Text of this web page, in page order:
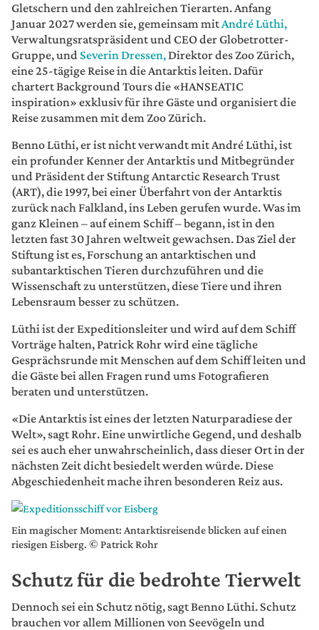
Gletschern und den zahlreichen Tierarten. Anfang
Januar 2027 werden sie, gemeinsam mitAndré Lüthi,
Verwaltungsratspräsident und CEO der Globetrotter-
Gruppe, und Severin Dressen,Direktor des Zoo Zürich,
eine 25-tägige Reise in die Antarktis leiten. Dafür
chartert Background Tours die «HANSEATIC
inspiration» exklusiv für ihre Gäste und organisiert die
Reise zusammen mit dem Zoo Zürich.
Benno Lüthi, er ist nicht verwandt mit André Lüthi, ist
ein profunder Kenner der Antarktis und Mitbegründer
und Präsident der Stiftung Antarctic Research Trust
(ART), die 1997, bei einer Überfahrt von der Antarktis
zurück nach Falkland, ins Leben gerufen wurde. Was im
ganz Kleinen – auf einem Schiff – begann, ist in den
letzten fast 30 Jahren weltweit gewachsen. Das Ziel der
Stiftung ist es, Forschung an antarktischen und
subantarktischen Tieren durchzuführen und die
Wissenschaft zu unterstützen, diese Tiere und ihren
Lebensraum besser zu schützen.
Lüthi ist der Expeditionsleiter und wird auf dem Schiff
Vorträge halten, Patrick Rohr wird eine tägliche
Gesprächsrunde mit Menschen auf dem Schiff leiten und
die Gäste bei allen Fragen rund ums Fotografieren
beraten und unterstützen.
«Die Antarktis ist eines der letzten Naturparadiese der
Welt», sagt Rohr. Eine unwirtliche Gegend, und deshalb
sei es auch eher unwahrscheinlich, dass dieser Ort in der
nächsten Zeit dicht besiedelt werden würde. Diese
Abgeschiedenheit mache ihren besonderen Reiz aus.
Ein magischer Moment: Antarktisreisende blicken auf einen
riesigen Eisberg. © Patrick Rohr
Schutz für die bedrohte Tierwelt
Dennoch sei ein Schutz nötig, sagt Benno Lüthi. Schutz
brauchen vor allem Millionen von Seevögeln und